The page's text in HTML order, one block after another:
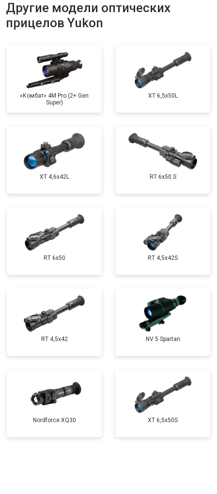
Другие модели оптических
прицелов Yukon
«Комбат» 4M Pro (2+ Gen
Super)
XT 6,5x50L
XT 4,6x42L RT 6x50 S
RT 6x50 RT 4,5х42S
RT 4,5х42 NV 5 Spartan
Nordforce XQ30 XT 6,5x50S